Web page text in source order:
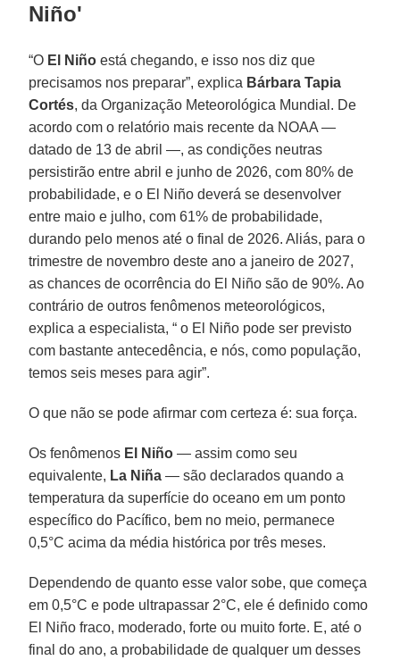
Niño'
“O El Niño está chegando, e isso nos diz que
precisamos nos preparar”, explica Bárbara Tapia
Cortés, da Organização Meteorológica Mundial. De
acordo com o relatório mais recente da NOAA —
datado de 13 de abril —, as condições neutras
persistirão entre abril e junho de 2026, com 80% de
probabilidade, e o El Niño deverá se desenvolver
entre maio e julho, com 61% de probabilidade,
durando pelo menos até o final de 2026. Aliás, para o
trimestre de novembro deste ano a janeiro de 2027,
as chances de ocorrência do El Niño são de 90%. Ao
contrário de outros fenômenos meteorológicos,
explica a especialista, “ o El Niño pode ser previsto
com bastante antecedência, e nós, como população,
temos seis meses para agir”.
O que não se pode afirmar com certeza é: sua força.
Os fenômenos El Niño — assim como seu
equivalente, La Niña — são declarados quando a
temperatura da superfície do oceano em um ponto
específico do Pacífico, bem no meio, permanece
0,5°C acima da média histórica por três meses.
Dependendo de quanto esse valor sobe, que começa
em 0,5°C e pode ultrapassar 2°C, ele é definido como
El Niño fraco, moderado, forte ou muito forte. E, até o
final do ano, a probabilidade de qualquer um desses